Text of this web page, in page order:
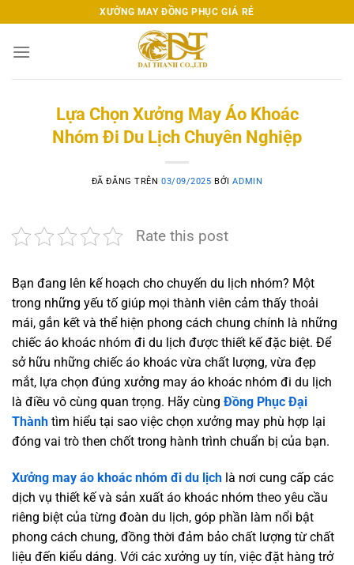
đến
nội
XƯỞNG MAY ĐỒNG PHỤC GIÁ RẺ
Lựa Chọn Xưởng May Áo Khoác
Nhóm Đi Du Lịch Chuyên Nghiệp
ĐÃ ĐĂNG TRÊN03/09/2025 BỞIADMIN
Rate this post
Bạn đang lên kế hoạch cho chuyến du lịch nhóm? Một
trong những yếu tố giúp mọi thành viên cảm thấy thoải
mái, gắn kết và thể hiện phong cách chung chính là những
chiếc áo khoác nhóm đi du lịch được thiết kế đặc biệt. Để
sở hữu những chiếc áo khoác vừa chất lượng, vừa đẹp
mắt, lựa chọn đúng xưởng may áo khoác nhóm đi du lịch
là điều vô cùng quan trọng. Hãy cùng Đồng Phục Đại
Thành tìm hiểu tại sao việc chọn xưởng may phù hợp lại
đóng vai trò then chốt trong hành trình chuẩn bị của bạn.
Xưởng may áo khoác nhóm đi du lịch là nơi cung cấp các
dịch vụ thiết kế và sản xuất áo khoác nhóm theo yêu cầu
riêng biệt của từng đoàn du lịch, góp phần làm nổi bật
phong cách chung, đồng thời đảm bảo chất lượng từ chất
liệu đến kiểu dáng. Với các xưởng uy tín, việc đặt hàng trở